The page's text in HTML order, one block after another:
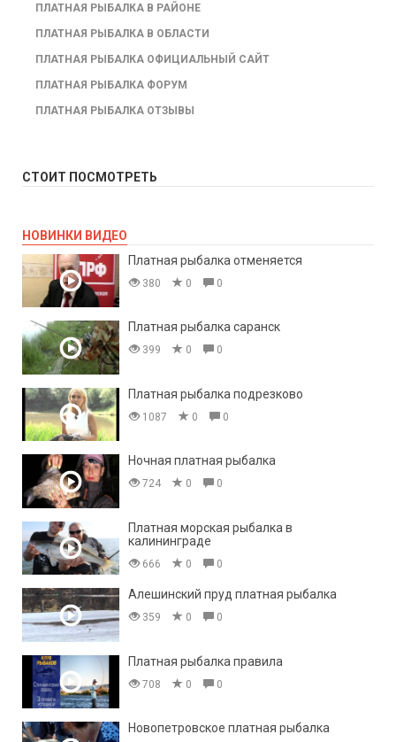
ПЛАТНАЯ РЫБАЛКА В РАЙОНЕ
ПЛАТНАЯ РЫБАЛКА В ОБЛАСТИ
ПЛАТНАЯ РЫБАЛКА ОФИЦИАЛЬНЫЙ САЙТ
ПЛАТНАЯ РЫБАЛКА ФОРУМ
ПЛАТНАЯ РЫБАЛКА ОТЗЫВЫ
СТОИТ ПОСМОТРЕТЬ
НОВИНКИ ВИДЕО
Платная рыбалка отменяется
380 0 0
Платная рыбалка саранск
399 0 0
Платная рыбалка подрезково
1087 0 0
Ночная платная рыбалка
724 0 0
Платная морская рыбалка в
калининграде
666 0 0
Алешинский пруд платная рыбалка
359 0 0
Платная рыбалка правила
708 0 0
Новопетровское платная рыбалка